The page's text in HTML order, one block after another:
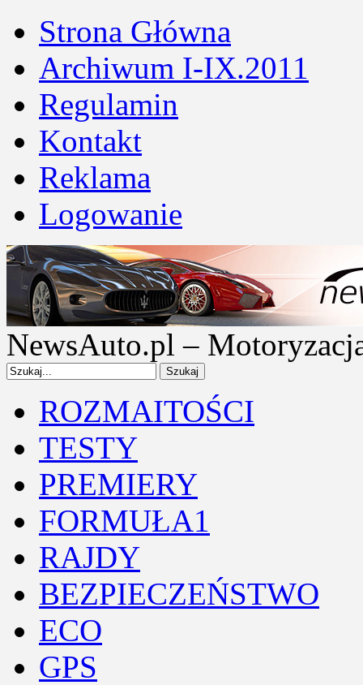
Strona Główna
Archiwum I-IX.2011
Regulamin
Kontakt
Reklama
Logowanie
NewsAuto.pl –
ROZMAITOŚCI
TESTY
PREMIERY
FORMUŁA1
RAJDY
BEZPIECZEŃSTWO
ECO
GPS